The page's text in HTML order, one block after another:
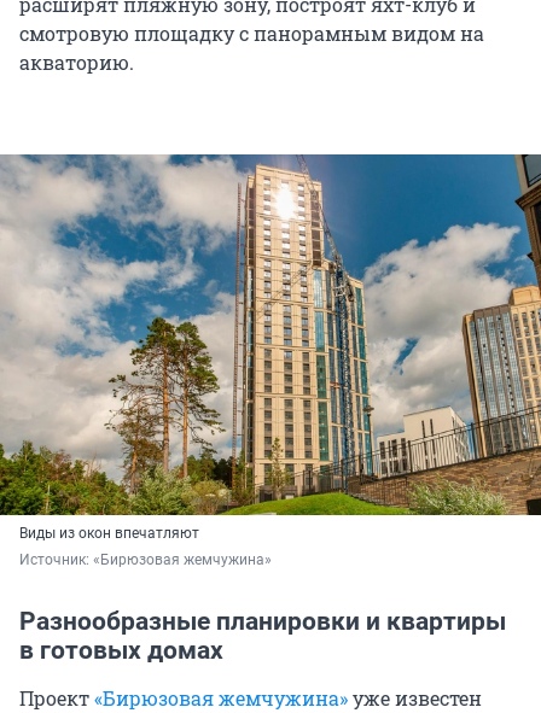
смотровую площадку с панорамным видом на
акваторию.
Виды из окон впечатляют
Источник: «Бирюзовая жемчужина»
Разнообразные планировки и квартиры
в готовых домах
Проект«Бирюзовая жемчужина»уже известен